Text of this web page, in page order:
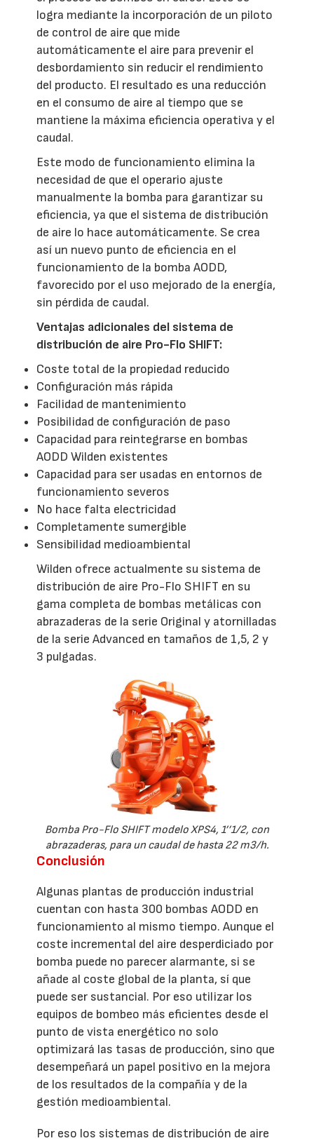
logra mediante la incorporación de un piloto
de control de aire que mide
automáticamente el aire para prevenir el
desbordamiento sin reducir el rendimiento
del producto. El resultado es una reducción
en el consumo de aire al tiempo que se
mantiene la máxima eficiencia operativa y el
caudal.
Este modo de funcionamiento elimina la
necesidad de que el operario ajuste
manualmente la bomba para garantizar su
eficiencia, ya que el sistema de distribución
de aire lo hace automáticamente. Se crea
así un nuevo punto de eficiencia en el
funcionamiento de la bomba AODD,
favorecido por el uso mejorado de la energía,
sin pérdida de caudal.
Ventajas adicionales del sistema de
distribución de aire Pro-Flo SHIFT:
Coste total de la propiedad reducido
Configuración más rápida
Facilidad de mantenimiento
Posibilidad de configuración de paso
Capacidad para reintegrarse en bombas
AODD Wilden existentes
Capacidad para ser usadas en entornos de
funcionamiento severos
No hace falta electricidad
Completamente sumergible
Sensibilidad medioambiental
Wilden ofrece actualmente su sistema de
distribución de aire Pro-Flo SHIFT en su
gama completa de bombas metálicas con
abrazaderas de la serie Original y atornilladas
de la serie Advanced en tamaños de 1,5, 2 y
3 pulgadas.
Bomba Pro-Flo SHIFT modelo XPS4, 1’’1/2, con
abrazaderas, para un caudal de hasta 22 m3/h.
Conclusión
Algunas plantas de producción industrial
cuentan con hasta 300 bombas AODD en
funcionamiento al mismo tiempo. Aunque el
coste incremental del aire desperdiciado por
bomba puede no parecer alarmante, si se
añade al coste global de la planta, sí que
puede ser sustancial. Por eso utilizar los
equipos de bombeo más eficientes desde el
punto de vista energético no solo
optimizará las tasas de producción, sino que
desempeñará un papel positivo en la mejora
de los resultados de la compañía y de la
gestión medioambiental.
Por eso los sistemas de distribución de aire